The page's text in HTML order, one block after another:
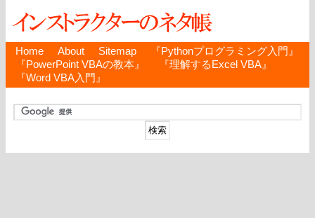
Home About Sitemap
『Pythonプログラミング入門』
『PowerPoint VBAの教本』
『理解するExcel VBA』
『Word VBA入門』